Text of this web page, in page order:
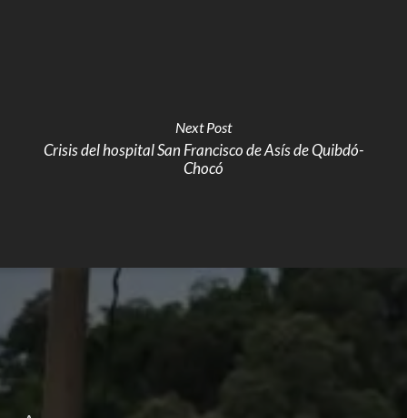
Next Post
Crisis del hospital San Francisco de Asís de Quibdó-
Chocó